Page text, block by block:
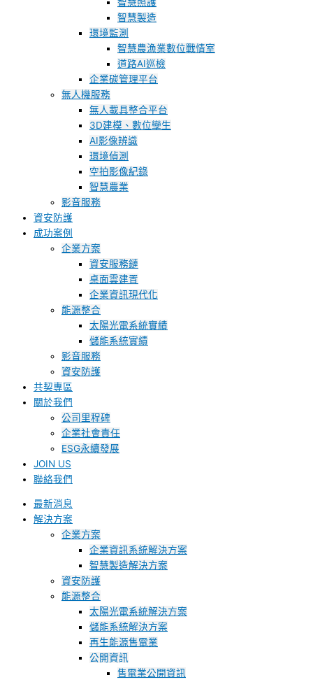
智慧製造
環境監測
智慧農漁業數位戰情室
道路AI巡檢
企業碳管理平台
無人機服務
無人載具整合平台
3D建模、數位孿生
AI影像辨識
環境偵測
空拍影像紀錄
智慧農業
影音服務
資安防護
成功案例
企業方案
資安服務鏈
桌面雲建置
企業資訊現代化
能源整合
太陽光電系統實績
儲能系統實績
影音服務
資安防護
共契專區
關於我們
公司里程碑
企業社會責任
ESG永續發展
JOIN US
聯絡我們
最新消息
解決方案
企業方案
企業資訊系統解決方案
智慧製造解決方案
資安防護
能源整合
太陽光電系統解決方案
儲能系統解決方案
再生能源售電業
公開資訊
售電業公開資訊